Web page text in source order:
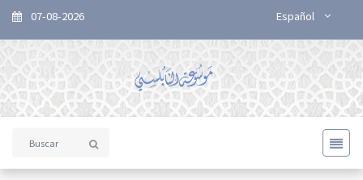
07-08-2026 Español